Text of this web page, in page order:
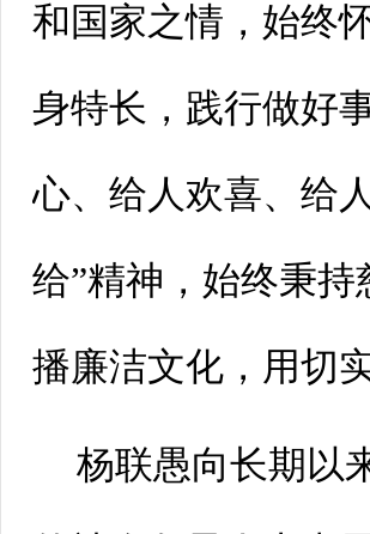
和国家之情，始终
身特长，践行做好
心、给人欢喜、给
给”精神，始终秉
播廉洁文化，用切
杨联愚向长期以